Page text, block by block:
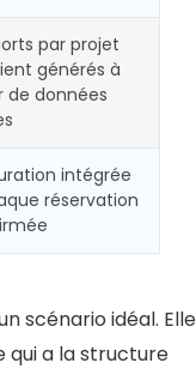
par projet
générés à
de données
intégrée
réservation
scénario idéal. Elle
a la structure